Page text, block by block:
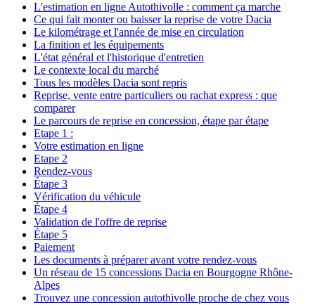
L'estimation en ligne Autothivolle : comment ça marche
Ce qui fait monter ou baisser la reprise de votre Dacia
Le kilométrage et l'année de mise en circulation
La finition et les équipements
L'état général et l'historique d'entretien
Le contexte local du marché
Tous les modèles Dacia sont repris
Reprise, vente entre particuliers ou rachat express : que
comparer
Le parcours de reprise en concession, étape par étape
Etape 1 :
Votre estimation en ligne
Etape 2
Rendez-vous
Étape 3
Vérification du véhicule
Étape 4
Validation de l'offre de reprise
Étape 5
Paiement
Les documents à préparer avant votre rendez-vous
Un réseau de 15 concessions Dacia en Bourgogne Rhône-
Alpes
Trouvez une concession autothivolle proche de chez vous